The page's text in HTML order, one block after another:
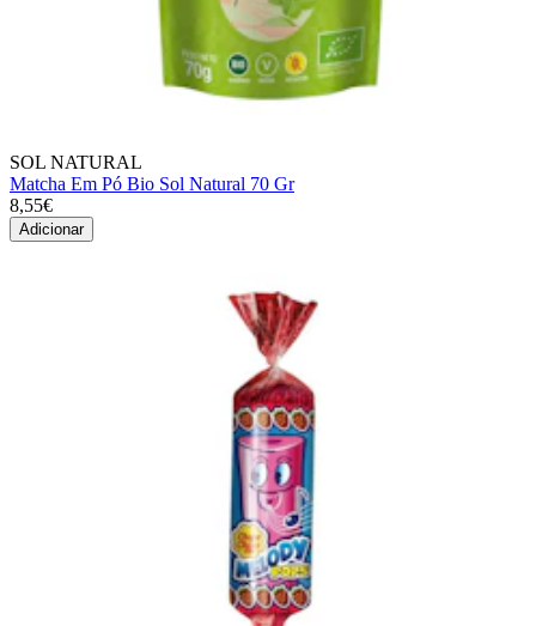
SOL NATURAL
Matcha Em Pó Bio Sol Natural 70 Gr
8,55€
Adicionar